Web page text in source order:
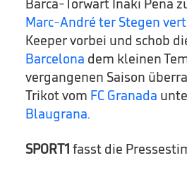
Barca-Torwart Iñaki Peña
Marc-André ter Stegen
Keeper vorbei und schob
Barcelona dem kleinen
vergangenen Saison
Trikot vom FC Granada
Blaugrana.
SPORT1 fasst die